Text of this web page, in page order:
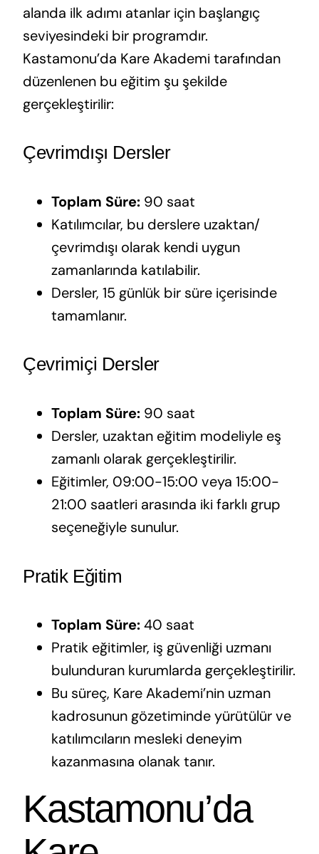
alanda ilk adımı atanlar için başlangıç
seviyesindeki bir programdır.
Kastamonu’da Kare Akademi tarafından
düzenlenen bu eğitim şu şekilde
gerçekleştirilir:
Çevrimdışı Dersler
Toplam Süre:90 saat
Katılımcılar, bu derslere uzaktan/
çevrimdışı olarak kendi uygun
zamanlarında katılabilir.
Dersler, 15 günlük bir süre içerisinde
tamamlanır.
Çevrimiçi Dersler
Toplam Süre:90 saat
Dersler, uzaktan eğitim modeliyle eş
zamanlı olarak gerçekleştirilir.
Eğitimler, 09:00-15:00 veya 15:00-
21:00 saatleri arasında iki farklı grup
seçeneğiyle sunulur.
Pratik Eğitim
Toplam Süre:40 saat
Pratik eğitimler, iş güvenliği uzmanı
bulunduran kurumlarda gerçekleştirilir.
Bu süreç, Kare Akademi’nin uzman
kadrosunun gözetiminde yürütülür ve
katılımcıların mesleki deneyim
kazanmasına olanak tanır.
Kastamonu’da